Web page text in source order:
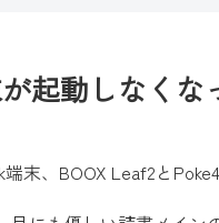
起動しなく
末、BOOX Leaf2とPoke4